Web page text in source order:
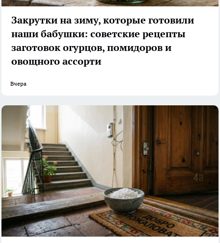
Закрутки на зиму, которые готовили
наши бабушки: советские рецепты
заготовок огурцов, помидоров и
овощного ассорти
Вчера